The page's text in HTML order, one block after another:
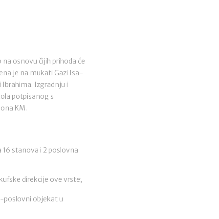
osnovu čijih prihoda će
je na mukati Gazi Isa-
Izgradnju i
potpisanog s
KM.
stanova i 2 poslovna
direkcije ove vrste;
poslovni objekat u